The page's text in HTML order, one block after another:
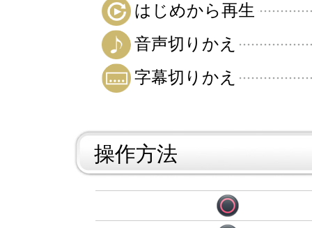
はじめから再生
音声切りかえ
字幕切りかえ
操作方法